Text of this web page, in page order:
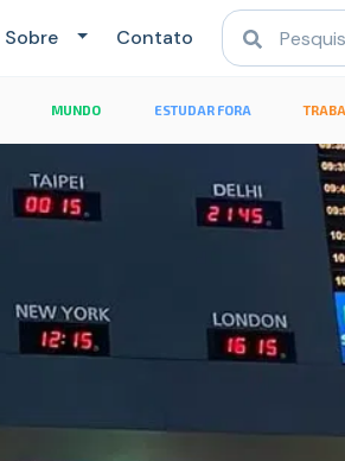
Sobre Contato
MUNDO ESTUDAR FORA